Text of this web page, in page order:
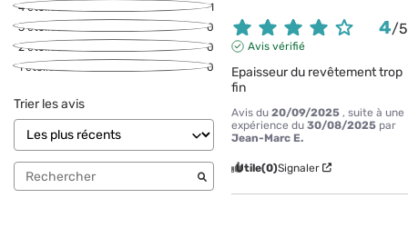
4étoiles
1
3étoiles
0
2étoiles
0
1étoile 0
Trier les avis
4/5
Avis vérifié
Epaisseur du revêtement trop
fin
Avis du20/09/2025 , suite à une
expérience du30/08/2025 par
Jean-Marc E.
Utile(0)Signaler